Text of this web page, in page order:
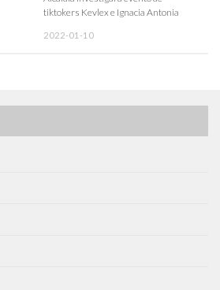
tiktokers Kevlex e Ignacia Antonia
2022-01-10